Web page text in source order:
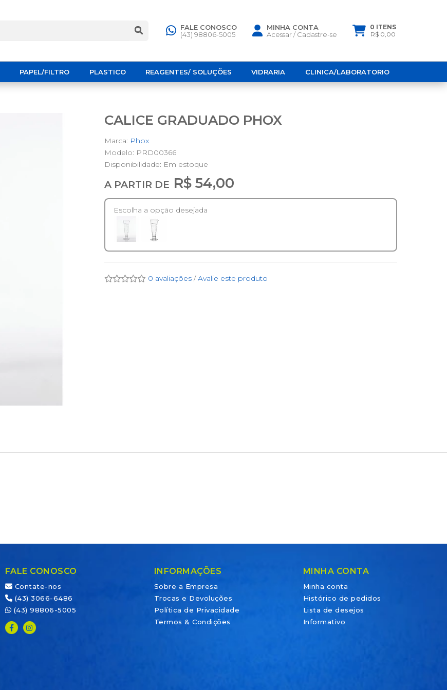
FALE CONOSCO
(43) 98806-5005
MINHA CONTA
Acessar/Cadastre-se
0 ITENS
R$ 0,00
PAPEL/FILTRO PLASTICO REAGENTES/ SOLUÇÕES VIDRARIA CLINICA/LABORATORIO
CALICE GRADUADO PHOX
Marca: Phox
Modelo: PRD00366
Disponibilidade: Em estoque
A PARTIR DE R$ 54,00
Escolha a opção desejada
0 avaliações /Avalie este produto
FALE CONOSCO
Contate-nos
(43) 3066-6486
(43) 98806-5005
INFORMAÇÕES
Sobre a Empresa
Trocas e Devoluções
Política de Privacidade
Termos & Condições
MINHA CONTA
Minha conta
Histórico de pedidos
Lista de desejos
Informativo